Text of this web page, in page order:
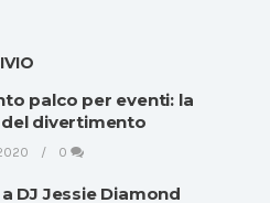
palco per eventi: la
divertimento
0
DJ Jessie Diamond